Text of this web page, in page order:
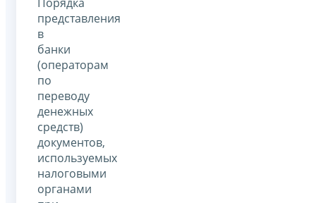
представления
в
банки
(операторам
по
переводу
денежных
средств)
документов,
используемых
налоговыми
органами